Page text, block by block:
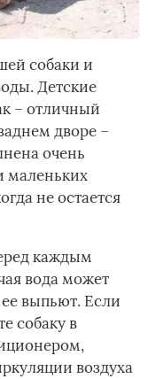
собаки и
Детские
– отличный
дворе –
очень
маленьких
не остается
каждым
вода может
выпьют. Если
собаку в
воздуха